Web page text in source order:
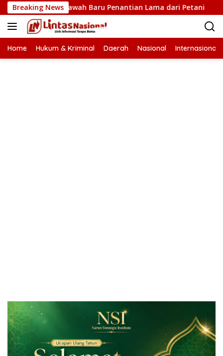
Langsung
ke
konten
Breaking News
Cetak Sawah Baru Penantian Lama dari Petani
Home Hukum & Kriminal Daerah Nasional Internasional